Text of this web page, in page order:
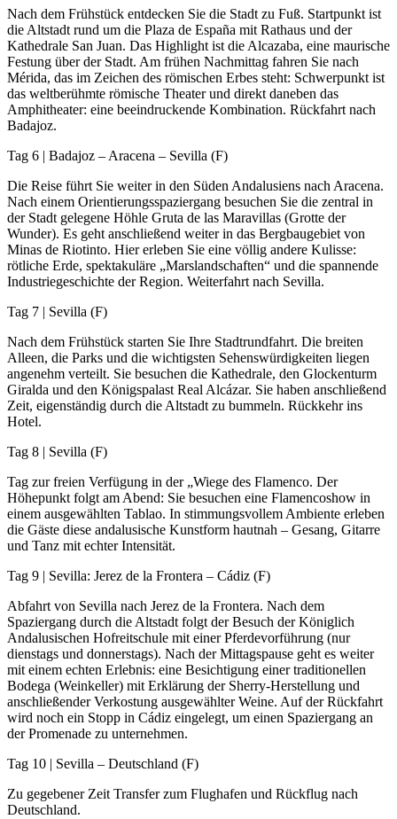
Nach dem Frühstück entdecken Sie die Stadt zu Fuß. Startpunkt ist
die Altstadt rund um die Plaza de España mit Rathaus und der
Kathedrale San Juan. Das Highlight ist die Alcazaba, eine maurische
Festung über der Stadt. Am frühen Nachmittag fahren Sie nach
Mérida, das im Zeichen des römischen Erbes steht: Schwerpunkt ist
das weltberühmte römische Theater und direkt daneben das
Amphitheater: eine beeindruckende Kombination. Rückfahrt nach
Badajoz.
Tag 6 | Badajoz – Aracena – Sevilla (F)
Die Reise führt Sie weiter in den Süden Andalusiens nach Aracena.
Nach einem Orientierungsspaziergang besuchen Sie die zentral in
der Stadt gelegene Höhle Gruta de las Maravillas (Grotte der
Wunder). Es geht anschließend weiter in das Bergbaugebiet von
Minas de Riotinto. Hier erleben Sie eine völlig andere Kulisse:
rötliche Erde, spektakuläre „Marslandschaften“ und die spannende
Industriegeschichte der Region. Weiterfahrt nach Sevilla.
Tag 7 | Sevilla (F)
Nach dem Frühstück starten Sie Ihre Stadtrundfahrt. Die breiten
Alleen, die Parks und die wichtigsten Sehenswürdigkeiten liegen
angenehm verteilt. Sie besuchen die Kathedrale, den Glockenturm
Giralda und den Königspalast Real Alcázar. Sie haben anschließend
Zeit, eigenständig durch die Altstadt zu bummeln. Rückkehr ins
Hotel.
Tag 8 | Sevilla (F)
Tag zur freien Verfügung in der „Wiege des Flamenco. Der
Höhepunkt folgt am Abend: Sie besuchen eine Flamencoshow in
einem ausgewählten Tablao. In stimmungsvollem Ambiente erleben
die Gäste diese andalusische Kunstform hautnah – Gesang, Gitarre
und Tanz mit echter Intensität.
Tag 9 | Sevilla: Jerez de la Frontera – Cádiz (F)
Abfahrt von Sevilla nach Jerez de la Frontera. Nach dem
Spaziergang durch die Altstadt folgt der Besuch der Königlich
Andalusischen Hofreitschule mit einer Pferdevorführung (nur
dienstags und donnerstags). Nach der Mittagspause geht es weiter
mit einem echten Erlebnis: eine Besichtigung einer traditionellen
Bodega (Weinkeller) mit Erklärung der Sherry-Herstellung und
anschließender Verkostung ausgewählter Weine. Auf der Rückfahrt
wird noch ein Stopp in Cádiz eingelegt, um einen Spaziergang an
der Promenade zu unternehmen.
Tag 10 | Sevilla – Deutschland (F)
Zu gegebener Zeit Transfer zum Flughafen und Rückflug nach
Deutschland.